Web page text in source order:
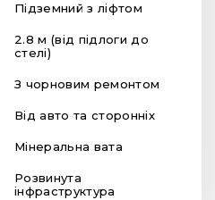
Підземний з ліфтом
2.8 м (від підлоги до
стелі)
З чорновим ремонтом
Від авто та сторонніх
Мінеральна вата
Розвинута
інфраструктура